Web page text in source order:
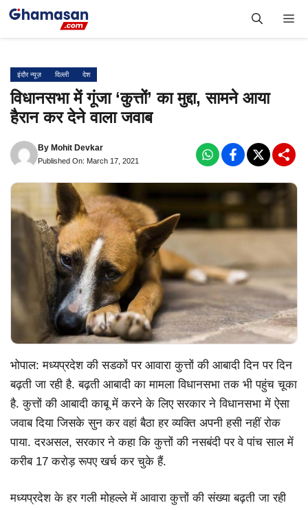
Skip
इंदौर न्यूज़ दिल्ली देश
विधानसभा में गूंजा ‘कुत्तों’ का मुद्दा, सामने आया
हैरान कर देने वाला जवाब
By Mohit Devkar
Published On: March 17, 2021
भोपाल: मध्यप्रदेश की सडकों पर आवारा कुत्तों की आबादी दिन पर दिन
बढ़ती जा रही है. बढ़ती आबादी का मामला विधानसभा तक भी पहुंच चूका
है. कुत्तों की आबादी काबू में करने के लिए सरकार ने विधानसभा में ऐसा
जवाब दिया जिसके सुन कर वहां बैठा हर व्यक्ति अपनी हसी नहीं रोक
पाया. दरअसल, सरकार ने कहा कि कुत्तों की नसबंदी पर वे पांच साल में
करीब 17 करोड़ रूपए खर्च कर चुके हैं.
मध्यप्रदेश के हर गली मोहल्ले में आवारा कुत्तों की संख्या बढ़ती जा रही